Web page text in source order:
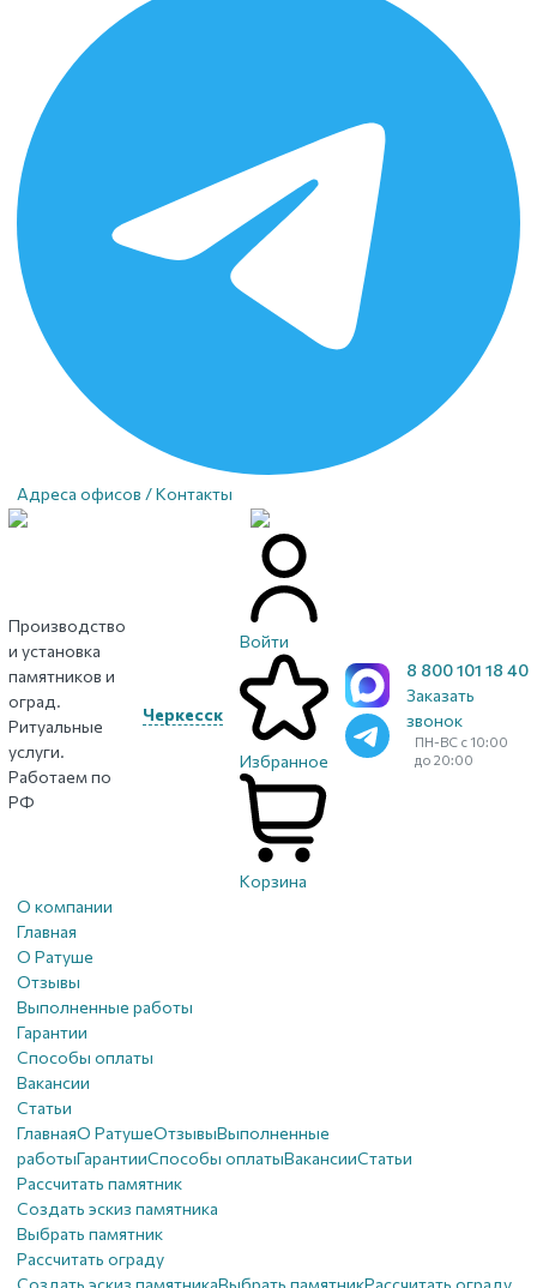
Адреса офисов / Контакты
Производство
и установка
памятников и
оград.
Ритуальные
услуги.
Работаем по
РФ
Черкесск
Войти
Избранное
Корзина
8 800 101 18 40
Заказать
звонок
ПН-ВС с 10:00
до 20:00
О компании
Главная
О Ратуше
Отзывы
Выполненные работы
Гарантии
Способы оплаты
Вакансии
Статьи
ГлавнаяО РатушеОтзывыВыполненные
работыГарантииСпособы оплатыВакансииСтатьи
Рассчитать памятник
Создать эскиз памятника
Выбрать памятник
Рассчитать ограду
Создать эскиз памятникаВыбрать памятникРассчитать ограду